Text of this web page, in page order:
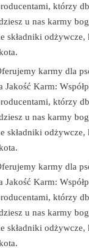
którzy
u nas karmy
składniki
karmy dla
Jakość Karm:
którzy
u nas karmy
składniki
karmy dla
Jakość Karm:
którzy
u nas karmy
składniki